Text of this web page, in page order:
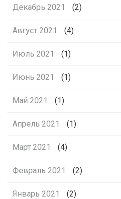
Декабрь 2021 (2)
Август 2021 (4)
Июль 2021 (1)
Июнь 2021 (1)
Май 2021 (1)
Апрель 2021 (1)
Март 2021 (4)
Февраль 2021 (2)
Январь 2021 (2)